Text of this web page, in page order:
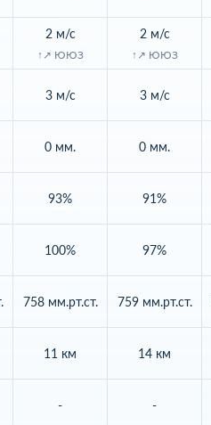
2 м/с
↑↗ ЮЮЗ
3 м/с
0 мм.
93%
100%
758 мм.рт.ст.
11 км
-
2 м/с
↑↗ ЮЮЗ
3 м/с
0 мм.
91%
97%
759 мм.рт.ст.
14 км
-